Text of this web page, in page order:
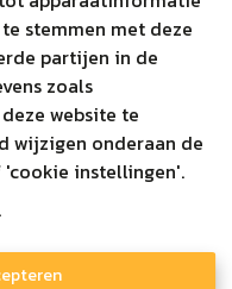
stemmen met deze
partijen in de
zoals
website te
wijzigen onderaan de
instellingen'.
.
beleid